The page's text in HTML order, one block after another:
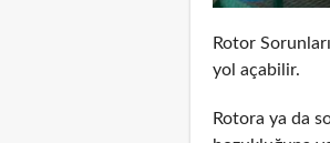
Rotor
yol açabilir.
Rotora ya da